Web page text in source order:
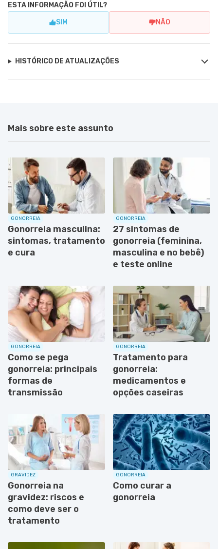
ESTA INFORMAÇÃO FOI ÚTIL?
SIM NÃO
HISTÓRICO DE ATUALIZAÇÕES
Mais sobre este assunto
GONORREIA
Gonorreia masculina:
sintomas, tratamento
e cura
GONORREIA
27 sintomas de
gonorreia (feminina,
masculina e no bebê)
e teste online
GONORREIA
Como se pega
gonorreia: principais
formas de
transmissão
GONORREIA
Tratamento para
gonorreia:
medicamentos e
opções caseiras
GRAVIDEZ
Gonorreia na
gravidez: riscos e
como deve ser o
tratamento
GONORREIA
Como curar a
gonorreia